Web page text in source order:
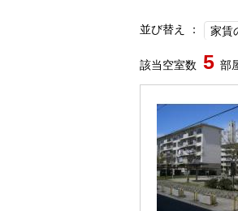
並び替え 家賃
該当空室数 5 部